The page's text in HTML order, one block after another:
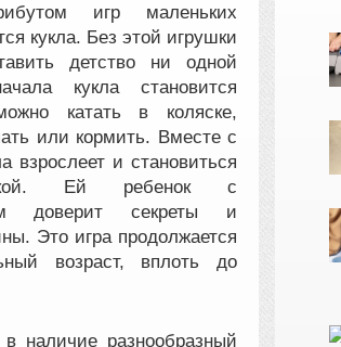
игр маленьких
кукла. Без этой игрушки
детство ни одной
кукла становится
катать в коляске,
или кормить. Вместе с
взрослеет и становиться
Ей ребенок с
доверит секреты и
Это игра продолжается
возраст, вплоть до
наличие разнообразный